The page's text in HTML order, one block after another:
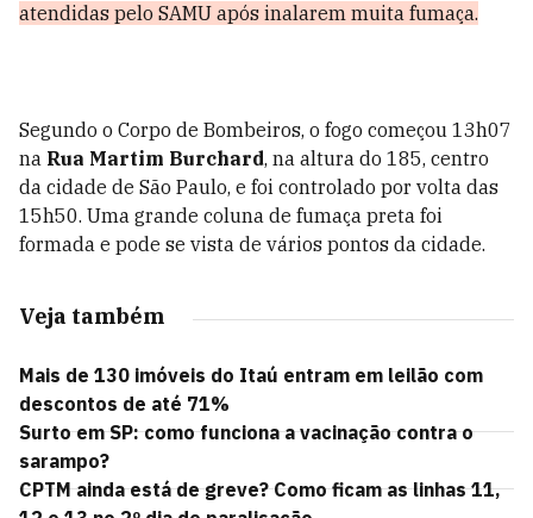
atendidas pelo SAMU após inalarem muita fumaça.
Segundo o Corpo de Bombeiros, o fogo começou 13h07
na Rua Martim Burchard, na altura do 185, centro
da cidade de São Paulo, e foi controlado por volta das
15h50. Uma grande coluna de fumaça preta foi
formada e pode se vista de vários pontos da cidade.
Veja também
Mais de 130 imóveis do Itaú entram em leilão com
descontos de até 71%
Surto em SP: como funciona a vacinação contra o
sarampo?
CPTM ainda está de greve? Como ficam as linhas 11,